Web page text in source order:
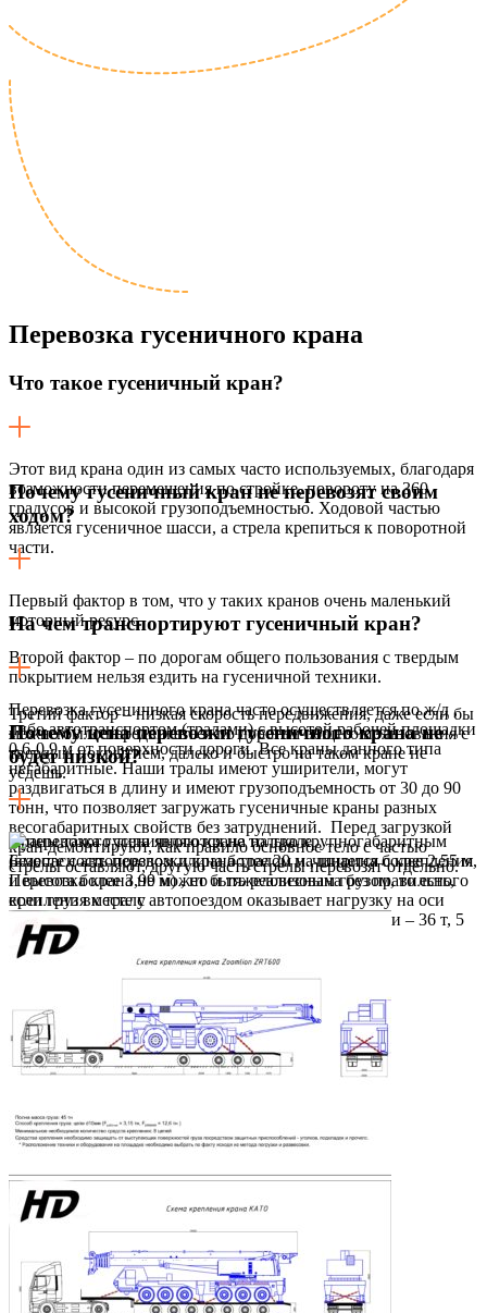
Перевозка гусеничного крана
Что такое гусеничный кран?
Этот вид крана один из самых часто используемых, благодаря
возможности перемещения по стройке, повороту на 360
градусов и высокой грузоподъемностью. Ходовой частью
является гусеничное шасси, а стрела крепиться к поворотной
части.
Почему гусеничный кран не перевозят своим
ходом?
Первый фактор в том, что у таких кранов очень маленький
моторный ресурс.
Второй фактор – по дорогам общего пользования с твердым
покрытием нельзя ездить на гусеничной техники.
Третий фактор – низкая скорость передвижения, даже если бы
можно было передвигаться по дорогам общего пользования с
твердым покрытием, далеко и быстро на таком кране не
уедешь.
На чем транспортируют гусеничный кран?
Перевозка гусеничного крана часто осуществляется по ж/д ,
либо автотранспортом (тралами) с высотой рабочей площадки
0,6-0,9 м от поверхности дороги. Все краны данного типа
негабаритные. Наши тралы имеют уширители, могут
раздвигаться в длину и имеют грузоподъемность от 30 до 90
тонн, что позволяет загружать гусеничные краны разных
весогабаритных свойств без затруднений. Перед загрузкой
кран демонтируют, как правило основное тело с частью
стрелы оставляют, другую часть стрелы перевозят отдельно.
Почему цена перевозки гусеничного крана не
будет низкой?
Краны такого типа являются не только крупногабаритным
(вместе с автопоездом длина более 20 м., ширина более 2,55 м,
и высота более 3,99 м) , но и тяжеловесным грузом, то есть,
если груз вместе с автопоездом оказывает нагрузку на оси
более установленных пределов — 3 оси – 28 т, 4 оси – 36 т, 5
осей – 40 т, 6 осей – 44 т.
Безопасность перевозки крана тралом начинается с крепления
Перевозка крана не может быть реализована без правильного
крепления к тралу